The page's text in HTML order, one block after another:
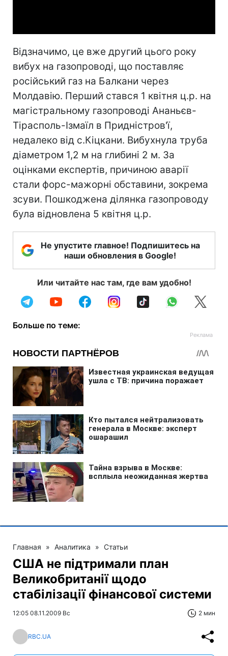
Відзначимо, це вже другий цього року
вибух на газопроводі, що поставляє
російський газ на Балкани через
Молдавію. Перший стався 1 квітня ц.р. на
магістральному газопроводі Ананьєв-
Тірасполь-Ізмаїл в Придністров'ї,
недалеко від с.Кіцкани. Вибухнула труба
діаметром 1,2 м на глибині 2 м. За
оцінками експертів, причиною аварії
стали форс-мажорні обставини, зокрема
зсуви. Пошкоджена ділянка газопроводу
була відновлена 5 квітня ц.р.
Не упустите главное! Подпишитесь на
наши обновления в Google!
Или читайте нас там, где вам удобно!
Больше по теме:
Главная » Аналитика » Статьи
США не підтримали план
Великобританії щодо
стабілізації фінансової системи
12:05 08.11.2009 Вс 2 мин
RBC.UA